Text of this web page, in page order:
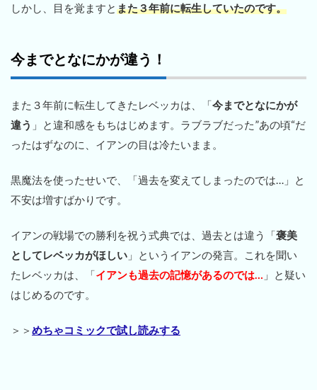
しかし、目を覚ますとまた３年前に転生していたのです。
今までとなにかが違う！
また３年前に転生してきたレベッカは、「今までとなにかが
違う 」と違和感をもちはじめます。ラブラブだった”あの頃“だ
ったはずなのに、イアンの目は冷たいまま。
黒魔法を使ったせいで、「過去を変えてしまったのでは…」と
不安は増すばかりです。
イアンの戦場での勝利を祝う式典では、過去とは違う「褒美
としてレベッカがほしい 」というイアンの発言。これを聞い
たレベッカは、「イアンも過去の記憶があるのでは…
」と疑い
はじめるのです。
＞＞ めちゃコミックで試し読みする